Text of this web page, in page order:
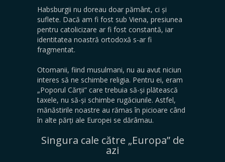
​Habsburgii nu doreau doar pământ, ci și
suflete. Dacă am fi fost sub Viena, presiunea
pentru catolicizare ar fi fost constantă, iar
identitatea noastră ortodoxă s-ar fi
fragmentat.
​Otomanii, fiind musulmani, nu au avut niciun
interes să ne schimbe religia. Pentru ei, eram
„Poporul Cărții” care trebuia să-și plătească
taxele, nu să-și schimbe rugăciunile. Astfel,
mănăstirile noastre au rămas în picioare când
în alte părți ale Europei se dărâmau.
Singura cale către „Europa” de
azi